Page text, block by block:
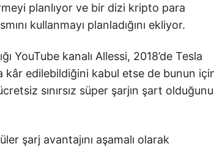
planlıyor ve bir dizi kripto para
kullanmayı planladığını ekliyor.
YouTube kanalı Allessi, 2018’de Tesla
edilebildiğini kabul etse de bunun
sınırsız süper şarjın şart olduğunu
şarj avantajını aşamalı olarak